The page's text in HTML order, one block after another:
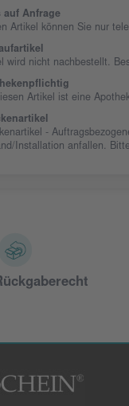
auf Anfrage
Artikel können Sie nur
wird nicht nachbestellt.
Artikel ist eine
-
Installation anfallen.